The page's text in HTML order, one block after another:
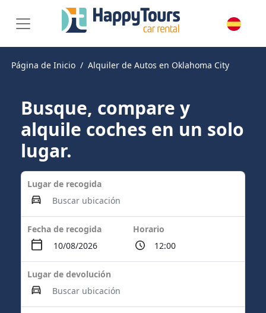
Página de Inicio Alquiler de Autos en Oklahoma City
Busque, compare y
alquile coches en un solo
lugar.
Lugar de recogida
Fecha de recogida Horario
Lugar de devolución